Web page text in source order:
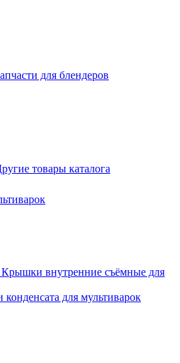
для блендеров
товары каталога
Крышки внутренние съёмные для
для мультиварок